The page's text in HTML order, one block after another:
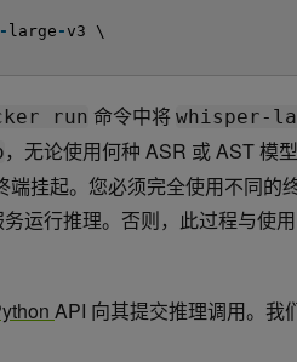
large - v3 \
run 命令中将 whisper-
，无论使用何种 ASR 或 AST 模
挂起。您必须完全使用不同的
运行推理。否则，此过程与使
API 向其提交推理调用。我